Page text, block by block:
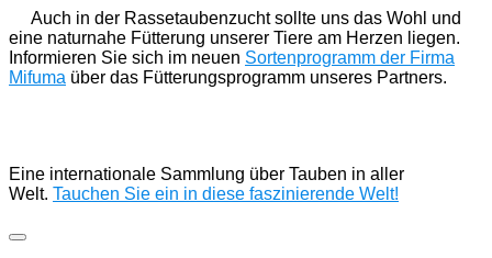
Auch in der Rassetaubenzucht sollte uns das Wohl und
eine naturnahe Fütterung unserer Tiere am Herzen liegen.
Informieren Sie sich im neuen Sortenprogramm der Firma
Mifuma über das Fütterungsprogramm unseres Partners.
Eine internationale Sammlung über Tauben in aller
Welt. Tauchen Sie ein in diese faszinierende Welt!